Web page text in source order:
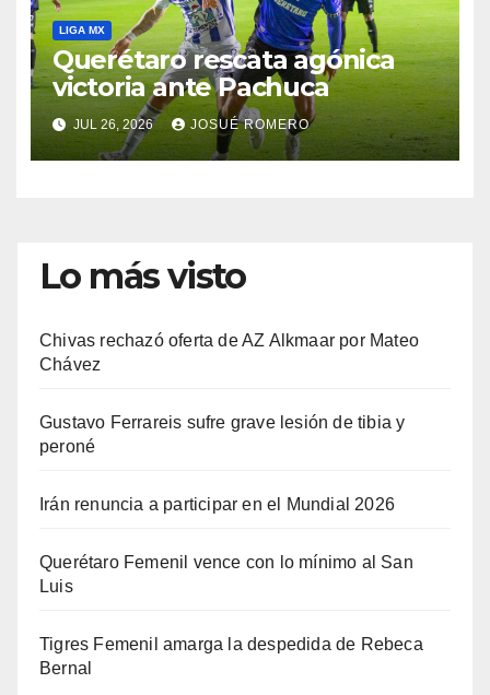
LIGA MX
Querétaro rescata agónica
victoria ante Pachuca
JUL 26, 2026 JOSUÉ ROMERO
Lo más visto
Chivas rechazó oferta de AZ Alkmaar por Mateo
Chávez
Gustavo Ferrareis sufre grave lesión de tibia y
peroné
Irán renuncia a participar en el Mundial 2026
Querétaro Femenil vence con lo mínimo al San
Luis
Tigres Femenil amarga la despedida de Rebeca
Bernal